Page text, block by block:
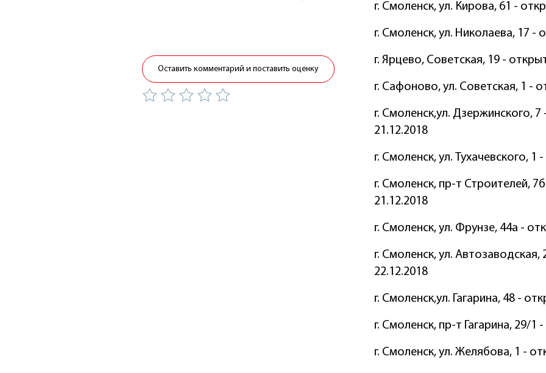
Оставить комментарий и поставить оценку
г. Смоленск, ул. Кирова, 61 -
г. Смоленск, ул. Николаева, 17 -
г. Ярцево, Советская, 19 -
г. Сафоново, ул. Советская, 1 -
г. Смоленск,ул. Дзержинского,
21.12.2018
г. Смоленск, ул. Тухачевского, 1
г. Смоленск, пр-т Строителей,
21.12.2018
г. Смоленск, ул. Фрунзе, 44а -
г. Смоленск, ул. Автозаводская,
22.12.2018
г. Смоленск,ул. Гагарина, 48 -
г. Смоленск, пр-т Гагарина, 29/1
г. Смоленск, ул. Желябова, 1 -